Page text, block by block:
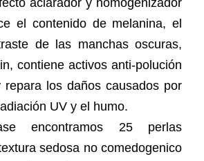
aclarador y homogenizador
el contenido de melanina, el
de las manchas oscuras,
contiene activos anti-polución
repara los daños causados por
UV y el humo.
encontramos 25 perlas
sedosa no comedogenico